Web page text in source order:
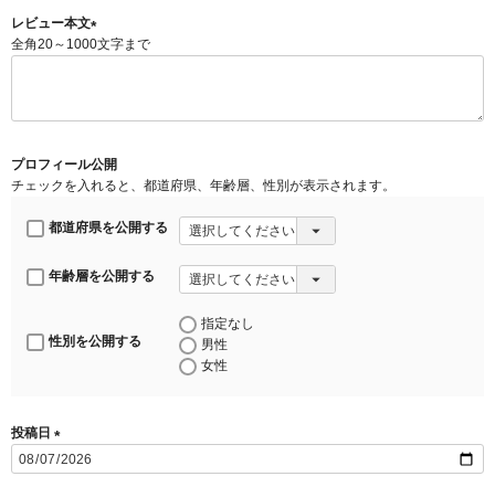
)
レビュー本文
(
全角20～1000文字まで
プロフィール公開
チェックを入れると、都道府県、年齢層、性別が表示されます。
都道府県を公開する
年齢層を公開する
性別を公開する
指定なし
男性
女性
投稿日
(